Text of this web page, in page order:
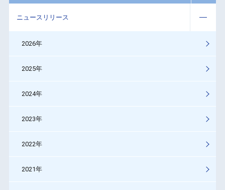
ニュースリリース
2026年
2025年
2024年
2023年
2022年
2021年